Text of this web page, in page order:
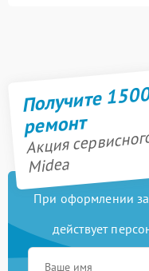
Получите
ремонт
Акция
Midea
При оформлении
действует